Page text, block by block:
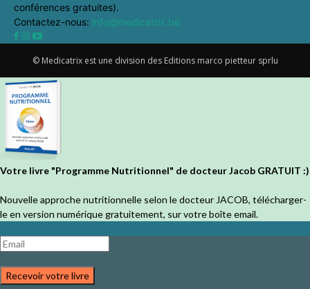
conférences gratuites).
Contactez-nous: info@medicatrix.be
© Medicatrix est une division des Editions marco pietteur sprlu
Votre livre "Programme Nutritionnel" de docteur Jacob GRATUIT :)
Nouvelle approche nutritionnelle selon le docteur JACOB, télécharger-
le en version numérique gratuitement, sur votre boîte email.
Recevoir votre livre